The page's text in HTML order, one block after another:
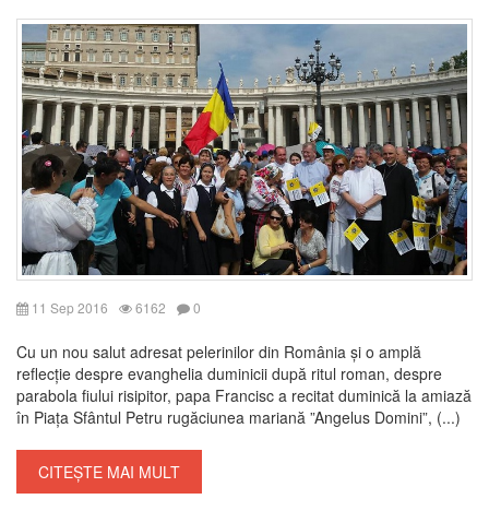
11 Sep 2016 6162 0
Cu un nou salut adresat pelerinilor din România și o amplă
reflecție despre evanghelia duminicii după ritul roman, despre
parabola fiului risipitor, papa Francisc a recitat duminică la amiază
în Piața Sfântul Petru rugăciunea mariană ”Angelus Domini”, (...)
CITEȘTE MAI MULT